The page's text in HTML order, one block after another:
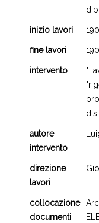
inizio lavori
fine lavori
intervento
autore
intervento
direzione
lavori
collocazione
documenti